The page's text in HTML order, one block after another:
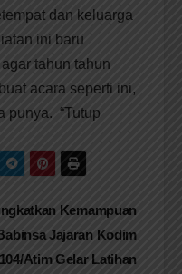
dan keluarga
ini baru
tahun tahun
acara seperti ini,
punya. “Tutup
Kemampuan
Jajaran Kodim
Atim Gelar Latihan